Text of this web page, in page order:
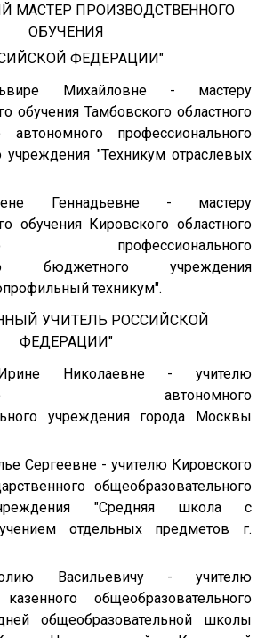
МАСТЕР ПРОИЗВОДСТВЕННОГО
ОБУЧЕНИЯ
ФЕДЕРАЦИИ"
Михайловне - мастеру
обучения Тамбовского областного
автономного профессионального
учреждения "Техникум отраслевых
Геннадьевне - мастеру
обучения Кировского областного
профессионального
бюджетного учреждения
техникум".
УЧИТЕЛЬ РОССИЙСКОЙ
ФЕДЕРАЦИИ"
Николаевне - учителю
автономного
учреждения города Москвы
Сергеевне - учителю Кировского
общеобразовательного
"Средняя школа с
отдельных предметов г.
Васильевичу - учителю
общеобразовательного
общеобразовательной школы